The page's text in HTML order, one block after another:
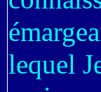
lequel